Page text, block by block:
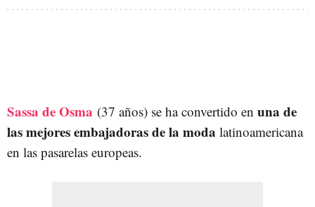
Sassa de Osma (37 años) se ha convertido en una de
las mejores embajadoras de la moda latinoamericana
en las pasarelas europeas.